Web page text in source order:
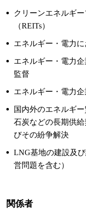
クリーンエネルギ
（REITs）
エネルギー・電力
エネルギー・電力
監督
エネルギー・電力
国内外のエネルギ
石炭などの長期供
びその紛争解決
LNG基地の建設及
営問題を含む）
関係者